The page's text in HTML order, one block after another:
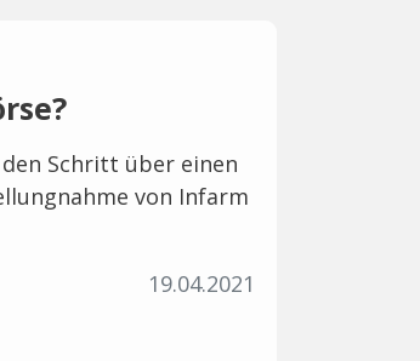
Schritt über einen
von Infarm
19.04.2021